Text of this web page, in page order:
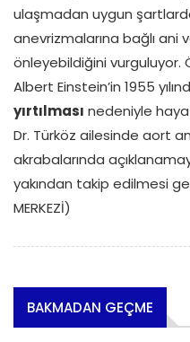
ulaşmadan uygun
anevrizmalarına bağlı ani
önleyebildiğini vurguluyor.
Albert Einstein’in 1955
yırtılması nedeniyle
Dr. Türköz ailesinde aort
akrabalarında
yakından takip edilmesi
MERKEZİ)
BAKMADAN GEÇME